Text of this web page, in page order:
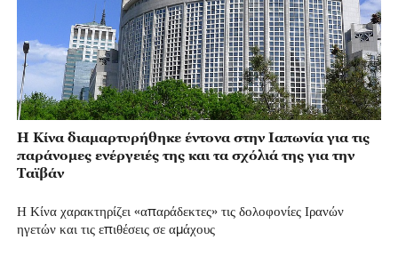
Η Κίνα διαμαρτυρήθηκε έντονα στην Ιαπωνία για τις
παράνομες ενέργειές της και τα σχόλιά της για την
Ταϊβάν
Η Κίνα χαρακτηρίζει «απαράδεκτες» τις δολοφονίες Ιρανών
ηγετών και τις επιθέσεις σε αμάχους